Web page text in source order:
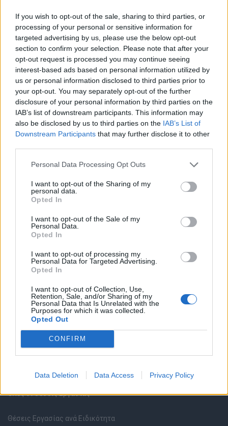
If you wish to opt-out of the sale, sharing to third parties, or
processing of your personal or sensitive information for
targeted advertising by us, please use the below opt-out
section to confirm your selection. Please note that after your
opt-out request is processed you may continue seeing
interest-based ads based on personal information utilized by
us or personal information disclosed to third parties prior to
your opt-out. You may separately opt-out of the further
disclosure of your personal information by third parties on the
IAB’s list of downstream participants. This information may
also be disclosed by us to third parties on the IAB’s List of
Downstream Participants that may further disclose it to other
Personal Data Processing Opt Outs
I want to opt-out of the Sharing of my
personal data.
Opted In
I want to opt-out of the Sale of my
Personal Data.
Opted In
I want to opt-out of processing my
Personal Data for Targeted Advertising.
Opted In
I want to opt-out of Collection, Use,
Retention, Sale, and/or Sharing of my
Personal Data that Is Unrelated with the
Purposes for which it was collected.
Opted Out
CONFIRM
Data Deletion Data Access Privacy Policy
Παροχές
Προσφέρουμε:
Σύγχρονο εργασιακό περιβάλλον με έμφαση στη
συνεργασία και την εξέλιξη
Προοπτικές εξέλιξης σε μία σταθερά αναπτυσσόμενη
εταιρία
Εκπτώσεις στα προϊόντα της εταιρείας
βιογραφικό σας στην εταιρεία.
Εγγραφή
Όλες οι Θέσεις Εργασίας
Θέσεις Εργασίας ανά Ειδικότητα